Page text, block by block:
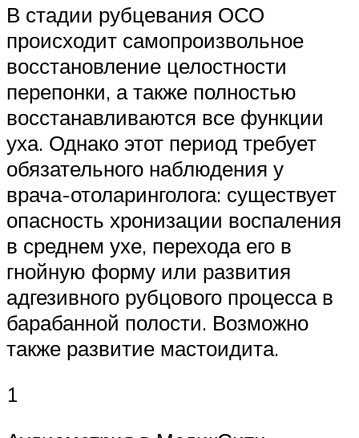
В стадии рубцевания ОСО
происходит самопроизвольное
восстановление целостности
перепонки, а также полностью
восстанавливаются все функции
уха. Однако этот период требует
обязательного наблюдения у
врача-отоларинголога: существует
опасность хронизации воспаления
в среднем ухе, перехода его в
гнойную форму или развития
адгезивного рубцового процесса в
барабанной полости. Возможно
также развитие мастоидита.
1